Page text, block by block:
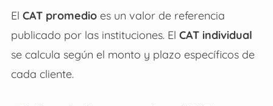
El CAT promedioes un valor de referencia
publicado por las instituciones. El CAT individual
se calcula según el monto y plazo específicos de
cada cliente.